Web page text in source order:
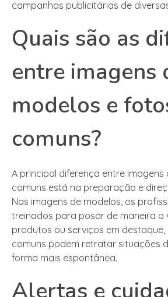
campanhas publicitárias de
Quais são as
entre imagens
modelos e
comuns?
A principal diferença entre
comuns está na preparação e
Nas imagens de modelos, os
treinados para posar de maneira a
produtos ou serviços em
comuns podem retratar situações
forma mais espontânea.
Alertas e